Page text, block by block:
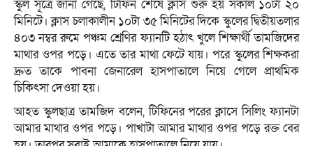
স্কুল সূত্রে জানা গেছে, টিফিন শেষে ক্লাস শুরু হয় সকাল ১০টা ২০
মিনিটে। ক্লাস চলাকালীন ১০টা ৩৫ মিনিটের দিকে স্কুলের দ্বিতীয়তলার
৪০৩ নম্বর রুমে পঞ্চম শ্রেণির ফ্যানটি হঠাৎ খুলে শিক্ষার্থী তামজিদের
মাথার ওপর পড়ে। এতে তার মাথা ফেটে যায়। পরে স্কুলের শিক্ষকরা
দ্রুত তাকে পাবনা জেনারেল হাসপাতালে নিয়ে গেলে প্রাথমিক
চিকিৎসা দেওয়া হয়।
আহত স্কুলছাত্র তামজিদ বলেন, টিফিনের পরের ক্লাসে সিলিং ফ্যানটা
আমার মাথার ওপর পড়ে। পাখাটা আমার মাথার ওপর পড়ে রক্ত বের